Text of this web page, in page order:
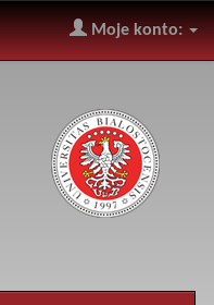
Moje konto: